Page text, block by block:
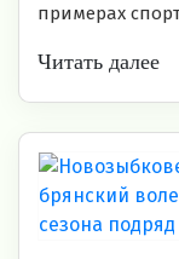
примерах
Читать далее